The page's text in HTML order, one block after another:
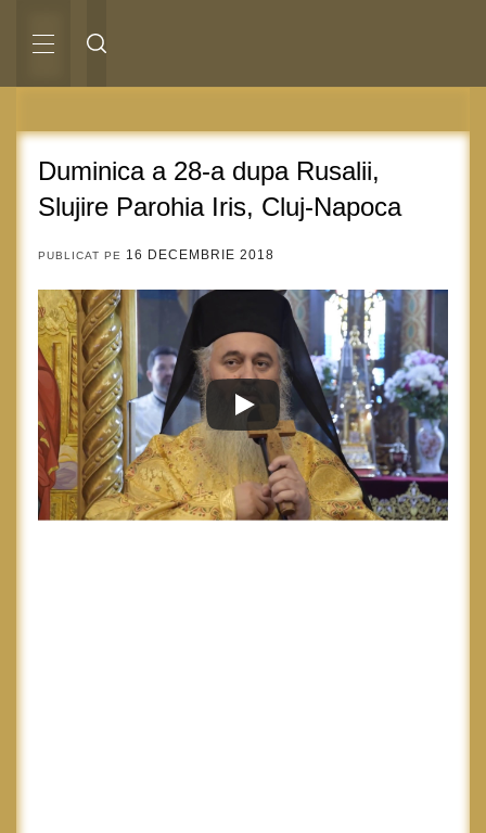
conținutMENIU
Duminica a 28-a dupa Rusalii,
Slujire Parohia Iris, Cluj-Napoca
PUBLICAT PE 16 DECEMBRIE 2018